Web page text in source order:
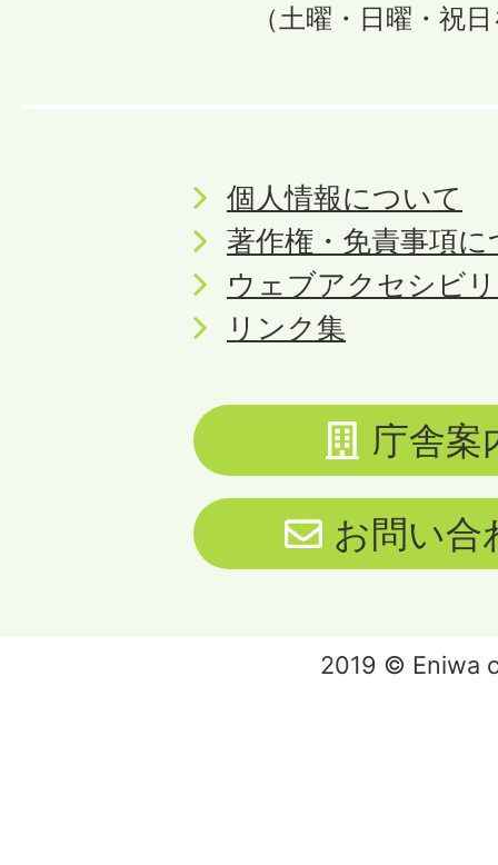
（土曜・日曜・祝
個人情報について
著作権・免責事項
ウェブアクセシビ
リンク集
庁舎案
お問い合
2019 © Eniwa